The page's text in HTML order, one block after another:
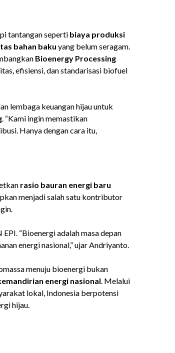
tantangan seperti biaya produksi
bahan baku yang belum seragam.
Bioenergy Processing
efisiensi, dan standarisasi biofuel
lembaga keuangan hijau untuk
. “Kami ingin memastikan
Hanya dengan cara itu,
rasio bauran energi baru
menjadi salah satu kontributor
“Bioenergi adalah masa depan
energi nasional,” ujar Andriyanto.
menuju bioenergi bukan
energi nasional . Melalui
lokal, Indonesia berpotensi
hijau.